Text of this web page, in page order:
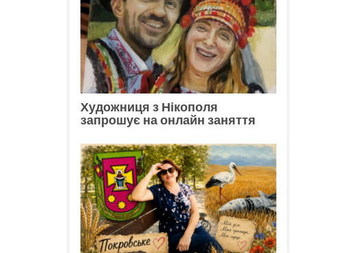
Художниця з Нікополя
запрошує на онлайн заняття